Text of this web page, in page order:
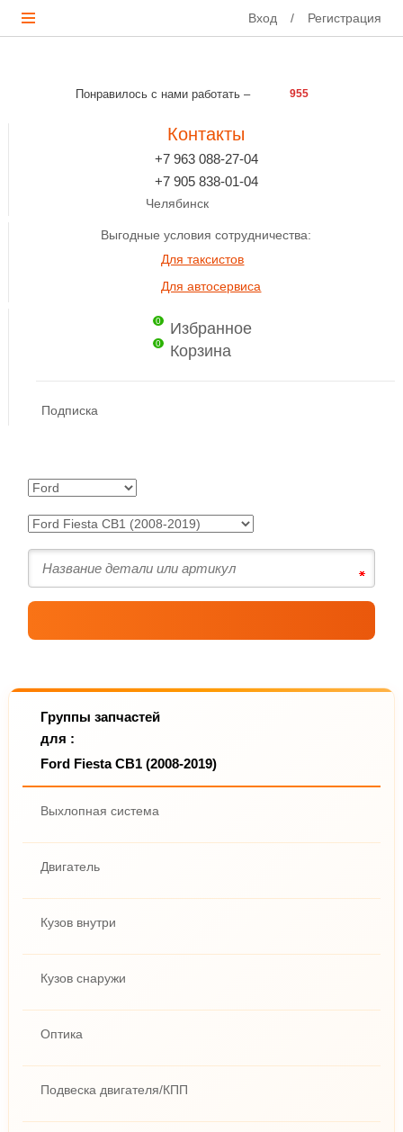
Вход / Регистрация
Понравилось с нами работать – 955
Контакты
+7 963 088-27-04
+7 905 838-01-04
Челябинск
Выгодные условия сотрудничества:
Для таксистов
Для автосервиса
0 Избранное
0 Корзина
Подписка
Группы запчастей
для :
Ford Fiesta CB1 (2008-2019)
Выхлопная система
Двигатель
Кузов внутри
Кузов снаружи
Оптика
Подвеска двигателя/КПП